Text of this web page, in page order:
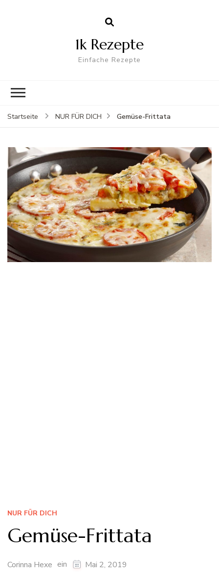
1k Rezepte
Einfache Rezepte
Startseite NUR FÜR DICH Gemüse-Frittata
NUR FÜR DICH
Gemüse-Frittata
Corinna Hexe ein Mai 2, 2019